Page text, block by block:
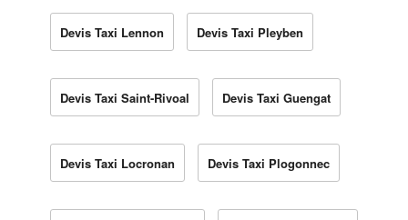
Devis Taxi Lennon Devis Taxi Pleyben
Devis Taxi Saint-Rivoal Devis Taxi Guengat
Devis Taxi Locronan Devis Taxi Plogonnec